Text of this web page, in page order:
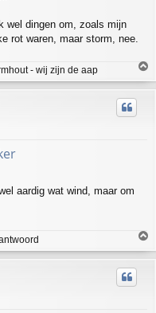
wel dingen om, zoals mijn
rot waren, maar storm, nee.
- wij zijn de aap
o
p
aardig wat wind, maar om
p